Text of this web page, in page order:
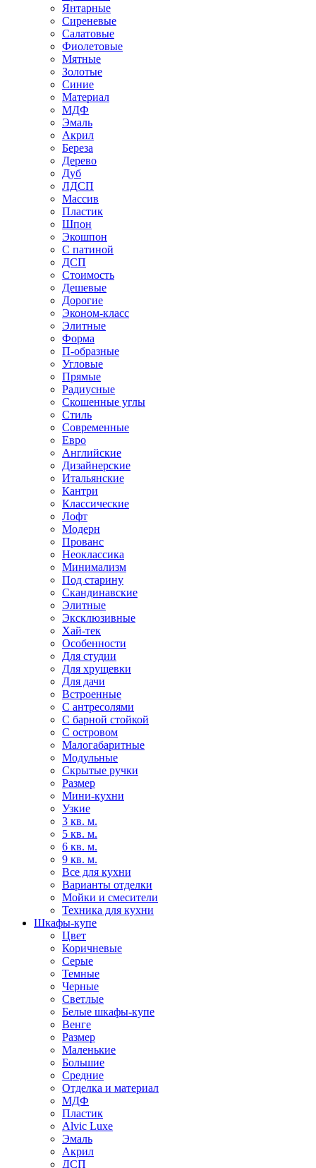
Янтарные
Сиреневые
Салатовые
Фиолетовые
Мятные
Золотые
Синие
Материал
МДФ
Эмаль
Акрил
Береза
Дерево
Дуб
ЛДСП
Массив
Пластик
Шпон
Экошпон
С патиной
ДСП
Стоимость
Дешевые
Дорогие
Эконом-класс
Элитные
Форма
П-образные
Угловые
Прямые
Радиусные
Скошенные углы
Стиль
Современные
Евро
Английские
Дизайнерские
Итальянские
Кантри
Классические
Лофт
Модерн
Прованс
Неоклассика
Минимализм
Под старину
Скандинавские
Элитные
Эксклюзивные
Хай-тек
Особенности
Для студии
Для хрущевки
Для дачи
Встроенные
С антресолями
С барной стойкой
С островом
Малогабаритные
Модульные
Скрытые ручки
Размер
Мини-кухни
Узкие
3 кв. м.
5 кв. м.
6 кв. м.
9 кв. м.
Все для кухни
Варианты отделки
Мойки и смесители
Техника для кухни
Шкафы-купе
Цвет
Коричневые
Серые
Темные
Черные
Светлые
Белые шкафы-купе
Венге
Размер
Маленькие
Большие
Средние
Отделка и материал
МДФ
Пластик
Alvic Luxe
Эмаль
Акрил
ДСП